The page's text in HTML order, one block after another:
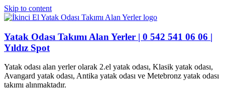
Skip to content
Yatak Odası Takımı Alan Yerler | 0 542 541 06 06 |
Yıldız Spot
Yatak odası alan yerler olarak 2.el yatak odası, Klasik yatak odası,
Avangard yatak odası, Antika yatak odası ve Metebronz yatak odası
takımı alınmaktadır.